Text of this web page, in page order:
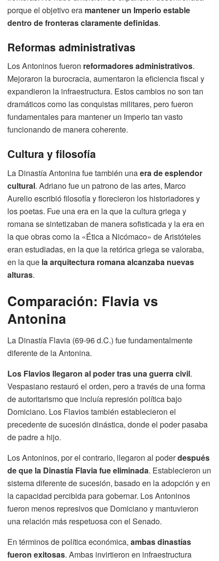
porque el objetivo era mantener un Imperio estable
dentro de fronteras claramente definidas.
Reformas administrativas
Los Antoninos fueron reformadores administrativos.
Mejoraron la burocracia, aumentaron la eficiencia fiscal y
expandieron la infraestructura. Estos cambios no son tan
dramáticos como las conquistas militares, pero fueron
fundamentales para mantener un Imperio tan vasto
funcionando de manera coherente.
Cultura y filosofía
La Dinastía Antonina fue también unaera de esplendor
cultural. Adriano fue un patrono de las artes, Marco
Aurelio escribió filosofía y florecieron los historiadores y
los poetas. Fue una era en la que la cultura griega y
romana se sintetizaban de manera sofisticada y la era en
la que obras como la «Ética a Nicómaco» de Aristóteles
eran estudiadas, en la que la retórica griega se valoraba,
en la que la arquitectura romana alcanzaba nuevas
alturas.
Comparación: Flavia vs
Antonina
La Dinastía Flavia (69-96 d.C.) fue fundamentalmente
diferente de la Antonina.
Los Flavios llegaron al poder tras una guerra civil.
Vespasiano restauró el orden, pero a través de una forma
de autoritarismo que incluía represión política bajo
Domiciano. Los Flavios también establecieron el
precedente de sucesión dinástica, donde el poder pasaba
de padre a hijo.
Los Antoninos, por el contrario, llegaron al poderdespués
de que la Dinastía Flavia fue eliminada. Establecieron un
sistema diferente de sucesión, basado en la adopción y en
la capacidad percibida para gobernar. Los Antoninos
fueron menos represivos que Domiciano y mantuvieron
una relación más respetuosa con el Senado.
En términos de política económica, ambas dinastías
fueron exitosas. Ambas invirtieron en infraestructura